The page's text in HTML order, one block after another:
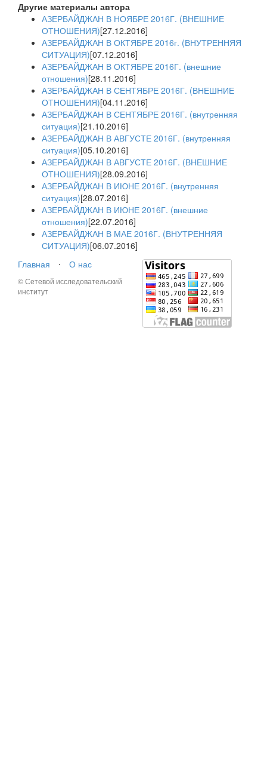
Другие материалы автора
АЗЕРБАЙДЖАН В НОЯБРЕ 2016Г. (ВНЕШНИЕ
ОТНОШЕНИЯ)[27.12.2016]
АЗЕРБАЙДЖАН В ОКТЯБРЕ 2016г. (ВНУТРЕННЯЯ
СИТУАЦИЯ)[07.12.2016]
АЗЕРБАЙДЖАН В ОКТЯБРЕ 2016Г. (внешние
отношения)[28.11.2016]
АЗЕРБАЙДЖАН В СЕНТЯБРЕ 2016Г. (ВНЕШНИЕ
ОТНОШЕНИЯ)[04.11.2016]
АЗЕРБАЙДЖАН В СЕНТЯБРЕ 2016Г. (внутренняя
ситуация)[21.10.2016]
АЗЕРБАЙДЖАН В АВГУСТЕ 2016Г. (внутренняя
ситуация)[05.10.2016]
АЗЕРБАЙДЖАН В АВГУСТЕ 2016Г. (ВНЕШНИЕ
ОТНОШЕНИЯ)[28.09.2016]
АЗЕРБАЙДЖАН В ИЮНЕ 2016Г. (внутренняя
ситуация)[28.07.2016]
АЗЕРБАЙДЖАН В ИЮНЕ 2016Г. (внешние
отношения)[22.07.2016]
АЗЕРБАЙДЖАН В МАЕ 2016Г. (ВНУТРЕННЯЯ
СИТУАЦИЯ)[06.07.2016]
Главная
⋅ О нас
© Сетевой исследовательский
институт